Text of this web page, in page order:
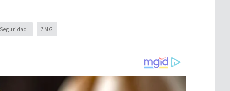
Seguridad ZMG